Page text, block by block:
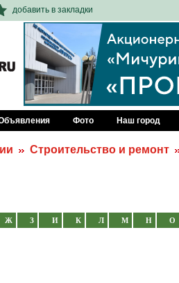
добавить в закладки
Фото Наш город
Строительство и ремонт
Ж З И К Л М Н О